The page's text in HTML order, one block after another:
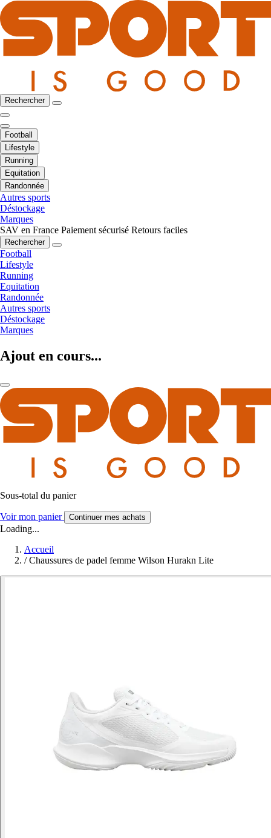
Rechercher
Football
Lifestyle
Running
Equitation
Randonnée
Autres sports
Déstockage
Marques
SAV en France Paiement sécurisé Retours faciles
Rechercher
Football
Lifestyle
Running
Equitation
Randonnée
Autres sports
Déstockage
Marques
Ajout en cours...
Sous-total du panier
Voir mon panier Continuer mes achats
Loading...
Accueil
/ Chaussures de padel femme Wilson Hurakn Lite